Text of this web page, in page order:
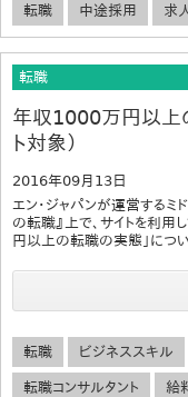
転職 中途採用 求
転職
年収1000万円以上
ト対象）
2016年09月13日
エン・ジャパンが運営するミ
の転職』上で、サイトを利用
円以上の転職の実態」につ
転職 ビジネススキル
転職コンサルタント 給